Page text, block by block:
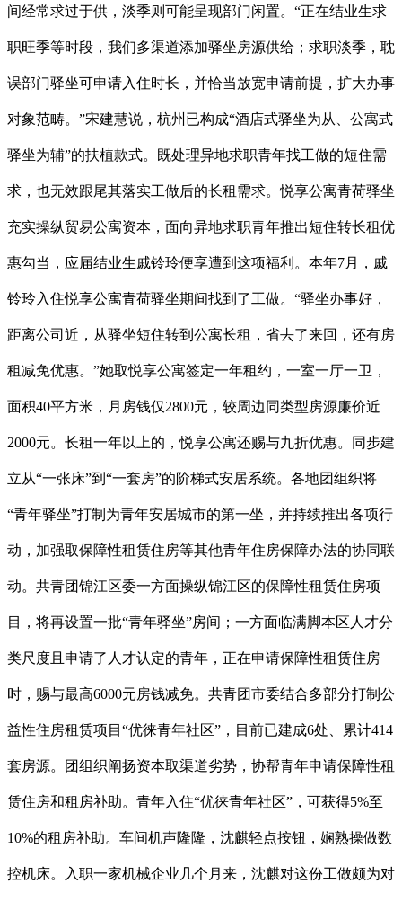
间经常求过于供，淡季则可能呈现部门闲置。“正在结业生求
职旺季等时段，我们多渠道添加驿坐房源供给；求职淡季，耽
误部门驿坐可申请入住时长，并恰当放宽申请前提，扩大办事
对象范畴。”宋建慧说，杭州已构成“酒店式驿坐为从、公寓式
驿坐为辅”的扶植款式。既处理异地求职青年找工做的短住需
求，也无效跟尾其落实工做后的长租需求。悦享公寓青荷驿坐
充实操纵贸易公寓资本，面向异地求职青年推出短住转长租优
惠勾当，应届结业生戚铃玲便享遭到这项福利。本年7月，戚
铃玲入住悦享公寓青荷驿坐期间找到了工做。“驿坐办事好，
距离公司近，从驿坐短住转到公寓长租，省去了来回，还有房
租减免优惠。”她取悦享公寓签定一年租约，一室一厅一卫，
面积40平方米，月房钱仅2800元，较周边同类型房源廉价近
2000元。长租一年以上的，悦享公寓还赐与九折优惠。同步建
立从“一张床”到“一套房”的阶梯式安居系统。各地团组织将
“青年驿坐”打制为青年安居城市的第一坐，并持续推出各项行
动，加强取保障性租赁住房等其他青年住房保障办法的协同联
动。共青团锦江区委一方面操纵锦江区的保障性租赁住房项
目，将再设置一批“青年驿坐”房间；一方面临满脚本区人才分
类尺度且申请了人才认定的青年，正在申请保障性租赁住房
时，赐与最高6000元房钱减免。共青团市委结合多部分打制公
益性住房租赁项目“优徕青年社区”，目前已建成6处、累计414
套房源。团组织阐扬资本取渠道劣势，协帮青年申请保障性租
赁住房和租房补助。青年入住“优徕青年社区”，可获得5%至
10%的租房补助。车间机声隆隆，沈麒轻点按钮，娴熟操做数
控机床。入职一家机械企业几个月来，沈麒对这份工做颇为对